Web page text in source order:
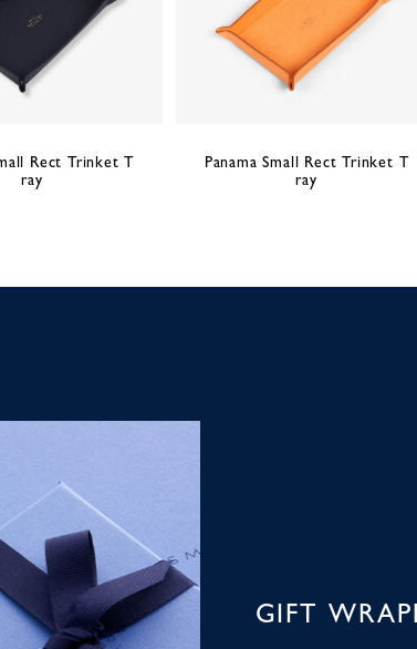
Rect Trinket T
ray
Panama Small Rect Trinket T
ray
GIFT